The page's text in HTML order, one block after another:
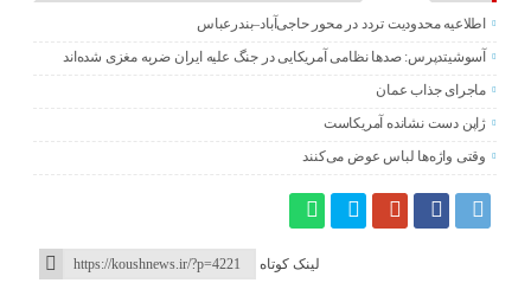
اطلاعیه محدودیت تردد در محور حاجی‌آباد–بندرعباس
آسوشیتدپرس: صدها نظامی آمریکایی در جنگ علیه ایران ضربه مغزی شده‌اند
ماجرای جذاب عمان
ژاپن دست نشانده آمریکاست
وقتی واژه‌ها لباس عوض می‌کنند
لینک کوتاه